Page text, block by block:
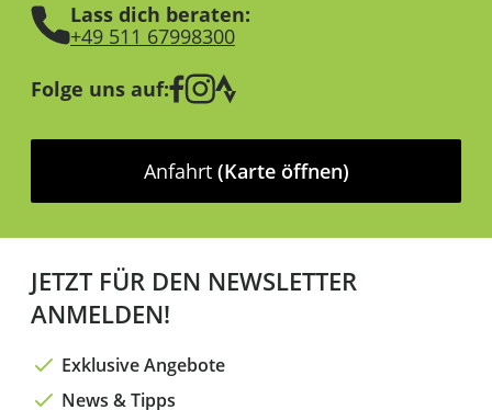
Lass dich beraten:
+49 511 67998300
Folge uns auf:
Anfahrt (Karte öffnen)
JETZT FÜR DEN NEWSLETTER
ANMELDEN!
Exklusive Angebote
News & Tipps